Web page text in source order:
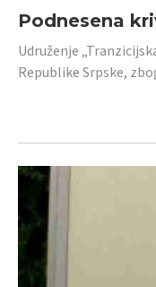
Podnesena
Udruženje
Republike Srpske,